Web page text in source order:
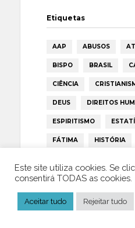
Etiquetas
AAP ABUSOS
BISPO BRASIL
CIÊNCIA
DEUS DIREITOS
ESPIRITISMO
FÁTIMA HISTÓRIA
JESUS LAICIDADE
Este site utiliza cookies. Se
consentirá TODAS as cookies.
Aceitar tudo Rejeitar tudo